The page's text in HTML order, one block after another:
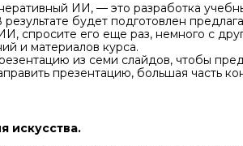
ИИ, — это разработка
будет подготовлен
спросите его еще раз, немного с
и материалов курса.
из семи слайдов, чтобы
презентацию, большая часть
искусства.